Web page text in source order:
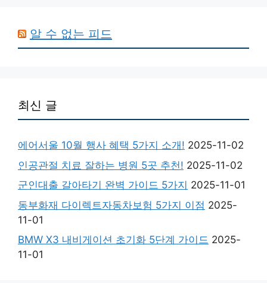
알 수 없는 피드
최신 글
에어서울 10월 행사 혜택 5가지 소개! 2025-11-02
인공관절 치료 잘하는 병원 5곳 추천! 2025-11-02
군인대출 갈아타기 완벽 가이드 5가지 2025-11-01
동부화재 다이렉트자동차보험 5가지 이점 2025-
11-01
BMW X3 내비게이션 초기화 5단계 가이드 2025-
11-01